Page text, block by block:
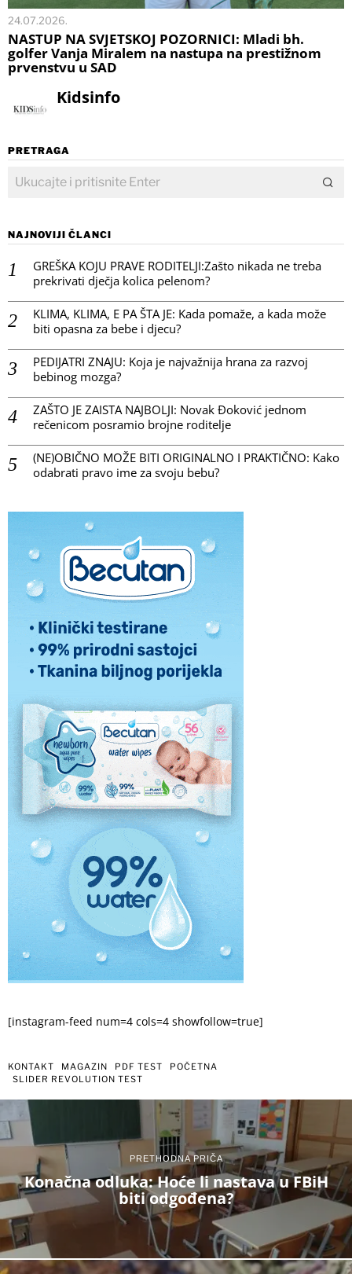
24.07.2026.
NASTUP NA SVJETSKOJ POZORNICI: Mladi bh.
golfer Vanja Miralem na nastupa na prestižnom
prvenstvu u SAD
Kidsinfo
PRETRAGA
NAJNOVIJI ČLANCI
GREŠKA KOJU PRAVE RODITELJI:Zašto nikada ne treba
prekrivati dječja kolica pelenom?
KLIMA, KLIMA, E PA ŠTA JE: Kada pomaže, a kada može
biti opasna za bebe i djecu?
PEDIJATRI ZNAJU: Koja je najvažnija hrana za razvoj
bebinog mozga?
ZAŠTO JE ZAISTA NAJBOLJI: Novak Đoković jednom
rečenicom posramio brojne roditelje
(NE)OBIČNO MOŽE BITI ORIGINALNO I PRAKTIČNO: Kako
odabrati pravo ime za svoju bebu?
[instagram-feed num=4 cols=4 showfollow=true]
KONTAKT MAGAZIN PDF TEST
POČETNA
SLIDER REVOLUTION TEST
PRETHODNA PRIČA
Konačna odluka: Hoće li nastava u FBiH
biti odgođena?